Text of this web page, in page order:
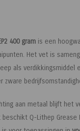
400 gram is een
Het vet is
als verdikkingsmiddel
zware
aan metaal blijft het
Q-Lithep